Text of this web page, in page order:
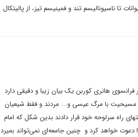
ناسیونالیسم تند و فمینیسم تیز، از پالیتکال
هانری کوربن یک بیان زیبا و دقیقی دارد
مسیحیت با مرگ عیسی و... مردند و فقط شیعیان
راه سرلوحه خود قرار دادند بدین شکل که امام
دعوت خواهد کرد و چنین جامعه‌ای نمی‌تواند بمیرد